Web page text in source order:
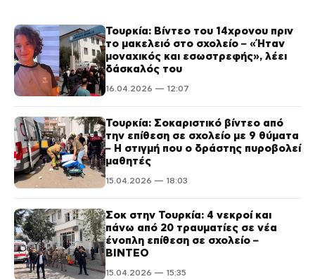
Τουρκία: Βίντεο του 14χρονου πριν
το μακελειό στο σχολείο – «Ήταν
μοναχικός και εσωστρεφής», λέει
δάσκαλός του
16.04.2026 — 12:07
Τουρκία: Σοκαριστικό βίντεο από
την επίθεση σε σχολείο με 9 θύματα
– Η στιγμή που ο δράστης πυροβολεί
μαθητές
15.04.2026 — 18:03
Σοκ στην Τουρκία: 4 νεκροί και
πάνω από 20 τραυματίες σε νέα
ένοπλη επίθεση σε σχολείο –
ΒΙΝΤΕΟ
15.04.2026 — 15:35